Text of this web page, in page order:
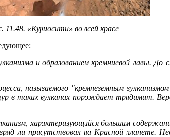
11.48. «Куриосити» во всей красе
и образованием кремниевой лавы.
называемого "кремнеземным
в таких вулканах порождает тридимит.
характеризующийся большим
ли присутствовал на Красной планете.